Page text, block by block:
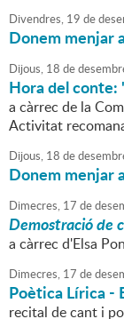
Divendres, 19 de
Donem menjar
Dijous, 18 de
Hora del conte:
a càrrec de la
Activitat
Dijous, 18 de
Donem menjar
Dimecres, 17 de
Demostració de
a càrrec d'Elsa
Dimecres, 17 de
Poètica Lírica -
recital de cant i